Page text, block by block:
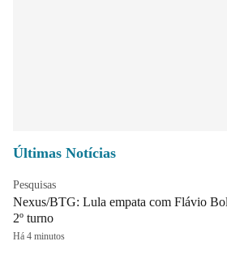
Últimas Notícias
Pesquisas
Nexus/BTG: Lula empata com Flávio
2º turno
Há 4 minutos